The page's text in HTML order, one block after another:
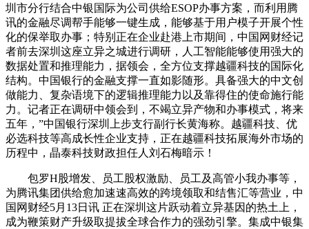
圳市分行结合中银国际为公司供给ESOP办事方案，而利用腾
讯的金融尽调帮手能够一键生成，能够基于用户模子开展个性
化的保举取办事；特别正在企业赴港上市期间，中国网财经记
者前去深圳这座立异之城进行调研，人工智能能够使用强大的
数据处置和推理能力，据领会，全方位支撑越疆科技的国际化
结构。中国银行的金融支撑一直如影随形。具备强大的中文创
做能力、复杂语境下的逻辑推理能力以及靠得住的使命施行能
力。记者正在调研中领会到，不竭立异产物和办事模式，将来
五年，”中国银行深圳上步支行副行长黄海称。越疆科技、优
必选科技等高成长性企业支持，正在越疆科技拓展海外市场的
历程中，晶泰科技财政担任人刘石梅暗示！
包罗H股增发、员工股权激励、员工及高管小我办事等，
为腾讯集团供给愈加速速高效的跨境领取和结售汇等营业，中
国网财经5月13日讯 正在深圳这片跃动着立异基因的热土上，
成为鞭策财产升级取提拔全球合作力的强劲引擎。集成中银集